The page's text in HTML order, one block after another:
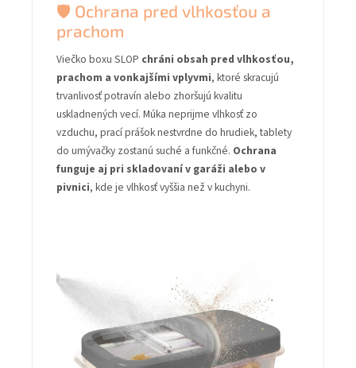
🛡️ Ochrana pred vlhkosťou a
prachom
Viečko boxu SLOP chráni obsah pred vlhkosťou,
prachom a vonkajšími vplyvmi, ktoré skracujú
trvanlivosť potravín alebo zhoršujú kvalitu
uskladnených vecí. Múka neprijme vlhkosť zo
vzduchu, prací prášok nestvrdne do hrudiek, tablety
do umývačky zostanú suché a funkčné. Ochrana
funguje aj pri skladovaní v garáži alebo v
pivnici, kde je vlhkosť vyššia než v kuchyni.